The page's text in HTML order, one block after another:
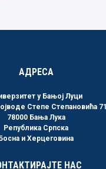
АДРЕСА
у Бањој Луци
Степе Степановића 71
78000 Бања Лука
Република Српска
Босна и Херцеговина
НАС